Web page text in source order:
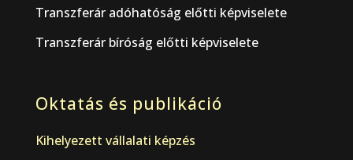
Transzferár adóhatóság előtti képviselete
Transzferár bíróság előtti képviselete
Oktatás és publikáció
Kihelyezett vállalati képzés